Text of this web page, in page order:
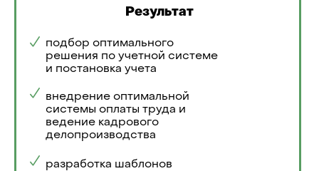
Результат
подбор оптимального
решения по учетной системе
и постановка учета
внедрение оптимальной
системы оплаты труда и
ведение кадрового
делопроизводства
разработка шаблонов